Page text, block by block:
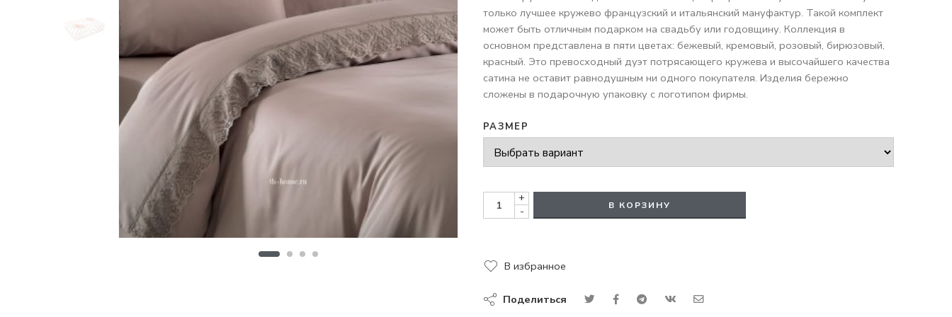
только лучшее кружево французский и итальянский мануфактур. Такой комплект
может быть отличным подарком на свадьбу или годовщину. Коллекция в
основном представлена в пяти цветах: бежевый, кремовый, розовый, бирюзовый,
красный. Это превосходный дуэт потрясающего кружева и высочайшего качества
сатина не оставит равнодушным ни одного покупателя. Изделия бережно
сложены в подарочную упаковку с логотипом фирмы.
РАЗМЕР
+
-
В КОРЗИНУ
В избранное
Поделиться